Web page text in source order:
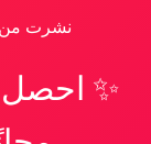
نشرت
✨ احصل